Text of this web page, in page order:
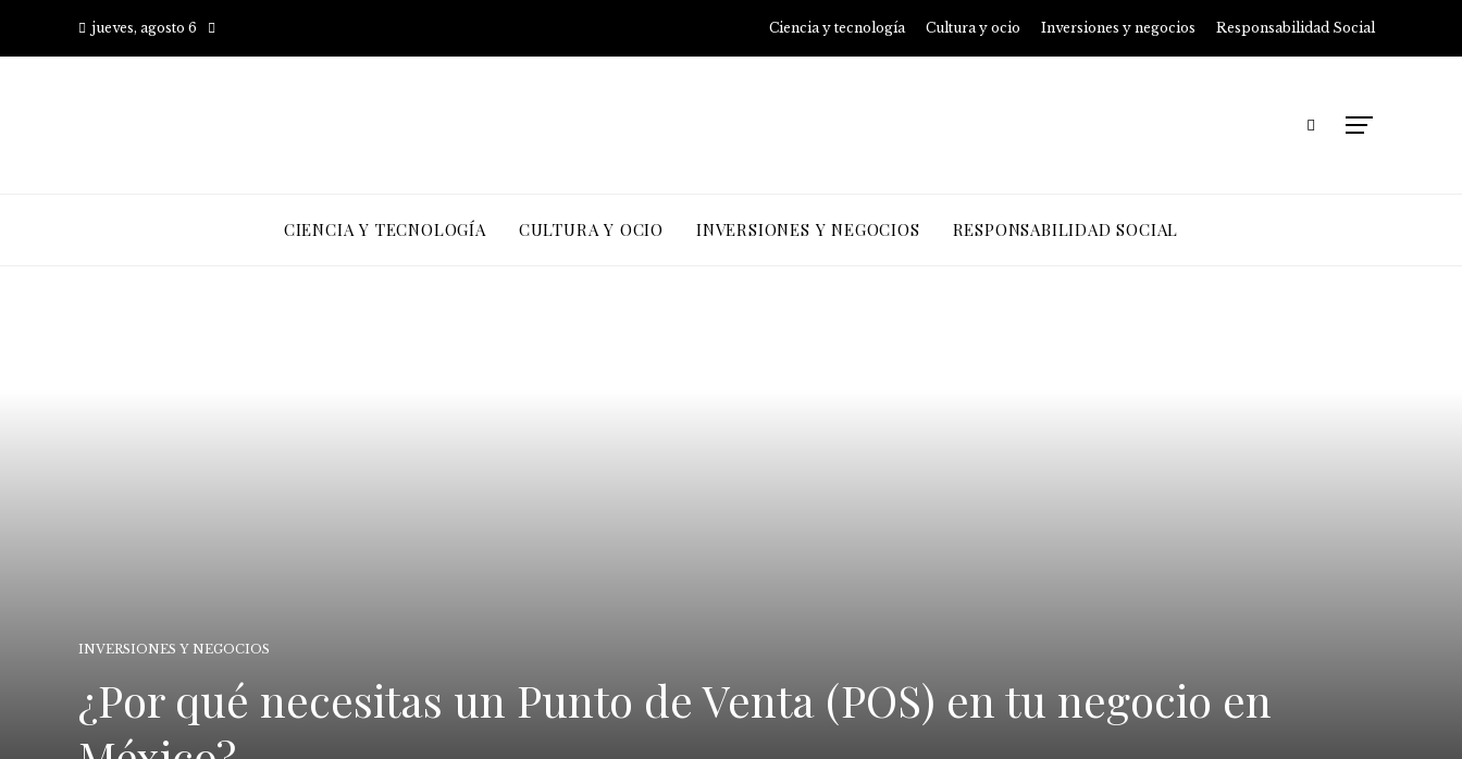
jueves, agosto 6 Ciencia y tecnología Cultura y ocio Inversiones y negocios Responsabilidad Social
CIENCIA Y TECNOLOGÍA CULTURA Y OCIO INVERSIONES Y NEGOCIOS RESPONSABILIDAD SOCIAL
INVERSIONES Y NEGOCIOS
¿Por qué necesitas un Punto de Venta (POS) en tu negocio en